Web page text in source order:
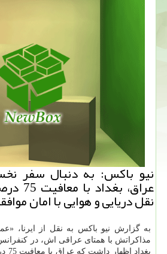
نیو باكس: به دنبال سفر
عراق،
نقل دریایی و هوایی با امان
به گزارش نیو باكس به نقل از ایرنا،
مذاكراتش با همتای عراقی اش، در
بغداد اظهار داشت كه عراق با معافیت 75 درصدی تعرفه های